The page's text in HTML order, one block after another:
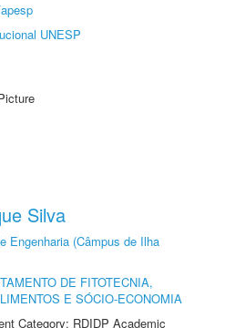
UNESP
Silva
Engenharia (Câmpus de Ilha
DE FITOTECNIA,
E SÓCIO-ECONOMIA
Category: RDIDP Academic